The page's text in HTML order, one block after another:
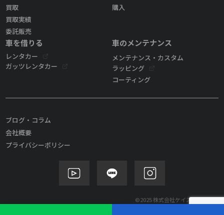
買取
買取実績
委託販売
購入
車を借りる
レンタカー
ガッツレンタカー
車のメンテナンス
メンテナンス・カスタム
ラッピング
コーティング
ブログ・コラム
会社概要
プライバシーポリシー
©2025 株式会社ケイズモビリティ